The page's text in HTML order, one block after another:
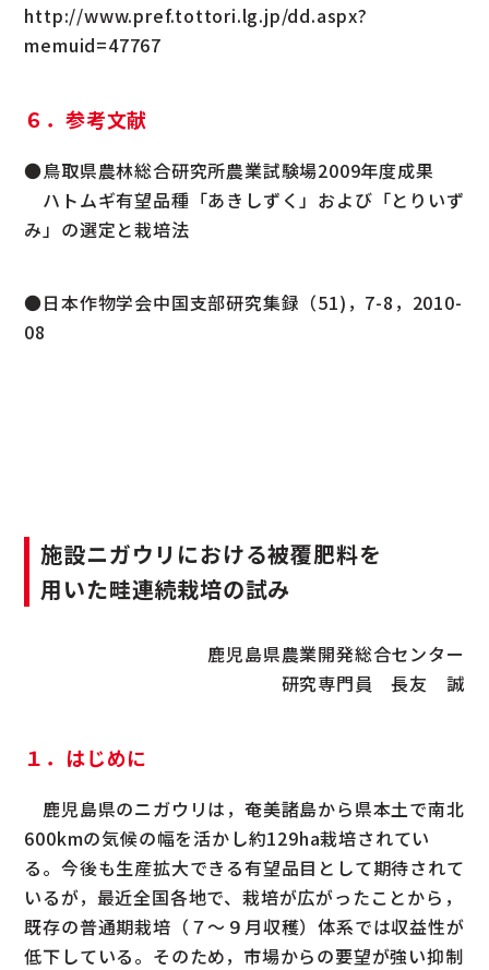
http://www.pref.tottori.lg.jp/dd.aspx?
memuid=47767
６．参考文献
●鳥取県農林総合研究所農業試験場2009年度成果
ハトムギ有望品種「あきしずく」および「とりいず
み」の選定と栽培法
●日本作物学会中国支部研究集録（51)，7-8，2010-
08
施設ニガウリにおける被覆肥料を
用いた畦連続栽培の試み
鹿児島県農業開発総合センター
研究専門員 長友 誠
１．はじめに
鹿児島県のニガウリは，奄美諸島から県本土で南北
600kmの気候の幅を活かし約129ha栽培されてい
る。今後も生産拡大できる有望品目として期待されて
いるが，最近全国各地で、栽培が広がったことから，
既存の普通期栽培（７～９月収穫）体系では収益性が
低下している。そのため，市場からの要望が強い抑制